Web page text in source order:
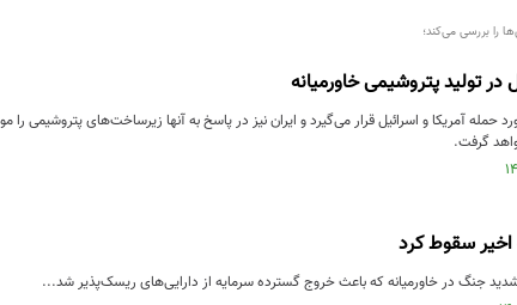
را بررسی می‌کند؛
تولید پتروشیمی خاورمیانه
آمریکا و اسرائیل قرار می‌گیرد و ایران نیز در پاسخ به آنها زیرساخت‌های پتروشیمی
گرفت.
سقوط کرد
جنگ در خاورمیانه که باعث خروج گسترده سرمایه از دارایی‌های ریسک‌پذیر شد...